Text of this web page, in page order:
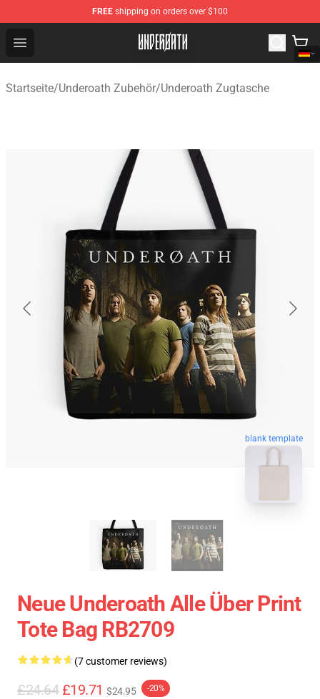
FREE shipping on orders over $100
Open menu
Underoath Store - Official Underoath Merchandise Shop
Startseite/Underoath Zubehör/Underoath Zugtasche
blank template
Neue Underoath Alle Über Print
Tote Bag RB2709
(7 customer reviews)
£24.64 £19.71 $24.95 -20%